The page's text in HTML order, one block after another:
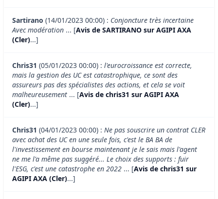
Sartirano (14/01/2023 00:00) : Conjoncture très incertaine
Avec modération ... [Avis de SARTIRANO sur AGIPI AXA
(Cler)...]
Chris31 (05/01/2023 00:00) : l'eurocroissance est correcte,
mais la gestion des UC est catastrophique, ce sont des
assureurs pas des spécialistes des actions, et cela se voit
malheureusement ... [Avis de chris31 sur AGIPI AXA
(Cler)...]
Chris31 (04/01/2023 00:00) : Ne pas souscrire un contrat CLER
avec achat des UC en une seule fois, c'est le BA BA de
l'investissement en bourse maintenant je le sais mais l'agent
ne me l'a même pas suggéré... Le choix des supports : fuir
l'ESG, c'est une catastrophe en 2022 ... [Avis de chris31 sur
AGIPI AXA (Cler)...]